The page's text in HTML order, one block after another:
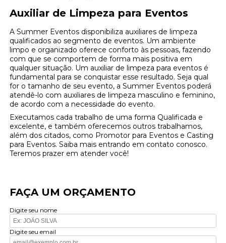
Auxiliar de Limpeza para Eventos
A Summer Eventos disponibiliza auxiliares de limpeza
qualificados ao segmento de eventos. Um ambiente
limpo e organizado oferece conforto às pessoas, fazendo
com que se comportem de forma mais positiva em
qualquer situação. Um auxiliar de limpeza para eventos é
fundamental para se conquistar esse resultado. Seja qual
for o tamanho de seu evento, a Summer Eventos poderá
atendê-lo com auxiliares de limpeza masculino e feminino,
de acordo com a necessidade do evento.
Executamos cada trabalho de uma forma Qualificada e
excelente, e também oferecemos outros trabalhamos,
além dos citados, como Promotor para Eventos e Casting
para Eventos. Saiba mais entrando em contato conosco.
Teremos prazer em atender você!
FAÇA UM ORÇAMENTO
Digite seu nome
Digite seu email